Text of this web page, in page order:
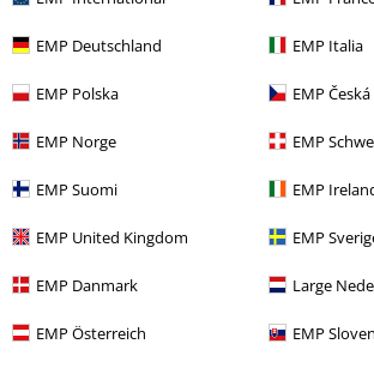
EMP Deutschland EMP Italia
EMP Polska EMP
EMP Norge EMP
EMP Suomi EMP
EMP United Kingdom EMP
EMP Danmark Large
EMP Österreich EMP
Kleding & accessoires Tops
Stijlen Zwarte kleding
Stijlen Katten
Stijlen Funmerch
Vrouwen Kleding T-shirts en tops Tops